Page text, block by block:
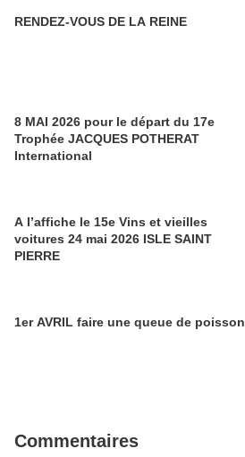
RENDEZ-VOUS DE LA REINE
8 MAI 2026 pour le départ du 17e
Trophée JACQUES POTHERAT
International
A l’affiche le 15e Vins et vieilles
voitures 24 mai 2026 ISLE SAINT
PIERRE
1er AVRIL faire une queue de poisson
Commentaires